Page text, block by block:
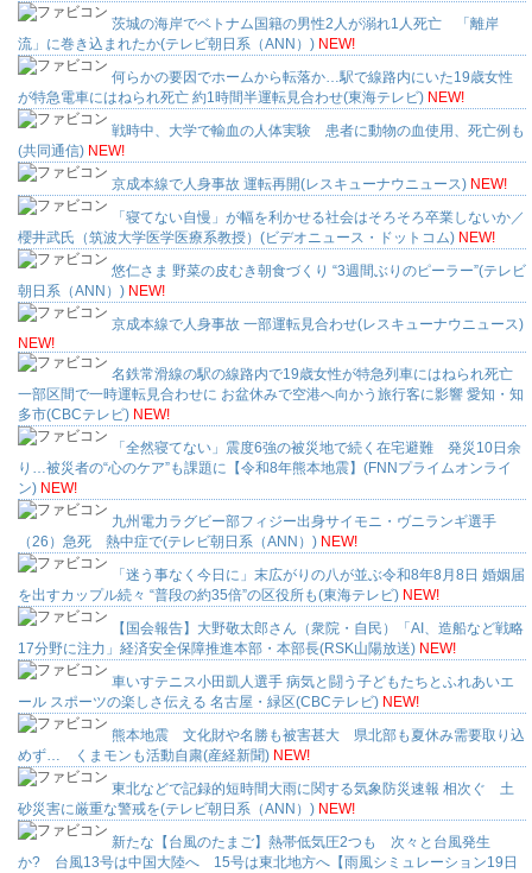
茨城の海岸でベトナム国籍の男性2人が溺れ1人死亡 「離岸
流」に巻き込まれたか(テレビ朝日系（ANN）) NEW!
何らかの要因でホームから転落か…駅で線路内にいた19歳女性
が特急電車にはねられ死亡 約1時間半運転見合わせ(東海テレビ) NEW!
戦時中、大学で輸血の人体実験 患者に動物の血使用、死亡例も
(共同通信) NEW!
京成本線で人身事故 運転再開(レスキューナウニュース) NEW!
「寝てない自慢」が幅を利かせる社会はそろそろ卒業しないか／
櫻井武氏（筑波大学医学医療系教授）(ビデオニュース・ドットコム) NEW!
悠仁さま 野菜の皮むき朝食づくり “3週間ぶりのピーラー”(テレビ
朝日系（ANN）) NEW!
京成本線で人身事故 一部運転見合わせ(レスキューナウニュース)
NEW!
名鉄常滑線の駅の線路内で19歳女性が特急列車にはねられ死亡
一部区間で一時運転見合わせに お盆休みで空港へ向かう旅行客に影響 愛知・知
多市(CBCテレビ) NEW!
「全然寝てない」震度6強の被災地で続く在宅避難 発災10日余
り…被災者の“心のケア”も課題に【令和8年熊本地震】(FNNプライムオンライ
ン) NEW!
九州電力ラグビー部フィジー出身サイモニ・ヴニランギ選手
（26）急死 熱中症で(テレビ朝日系（ANN）) NEW!
「迷う事なく今日に」末広がりの八が並ぶ令和8年8月8日 婚姻届
を出すカップル続々 “普段の約35倍”の区役所も(東海テレビ) NEW!
【国会報告】大野敬太郎さん（衆院・自民）「AI、造船など戦略
17分野に注力」経済安全保障推進本部・本部長(RSK山陽放送) NEW!
車いすテニス小田凱人選手 病気と闘う子どもたちとふれあいエ
ール スポーツの楽しさ伝える 名古屋・緑区(CBCテレビ) NEW!
熊本地震 文化財や名勝も被害甚大 県北部も夏休み需要取り込
めず… くまモンも活動自粛(産経新聞) NEW!
東北などで記録的短時間大雨に関する気象防災速報 相次ぐ 土
砂災害に厳重な警戒を(テレビ朝日系（ANN）) NEW!
新たな【台風のたまご】熱帯低気圧2つも 次々と台風発生
か? 台風13号は中国大陸へ 15号は東北地方へ【雨風シミュレーション19日